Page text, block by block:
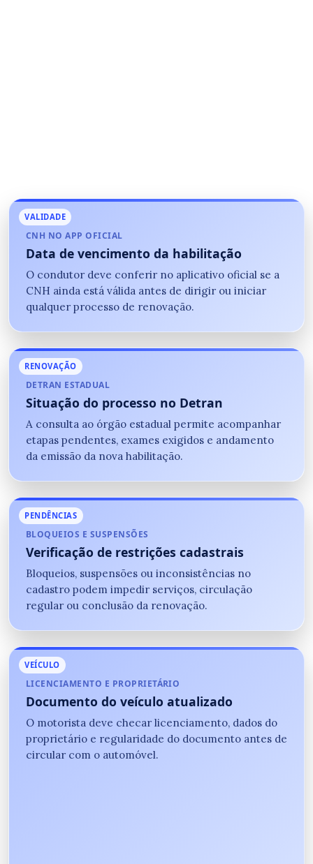
VALIDADE
CNH NO APP OFICIAL
Data de vencimento da habilitação
O condutor deve conferir no aplicativo oficial se a
CNH ainda está válida antes de dirigir ou iniciar
qualquer processo de renovação.
RENOVAÇÃO
DETRAN ESTADUAL
Situação do processo no Detran
A consulta ao órgão estadual permite acompanhar
etapas pendentes, exames exigidos e andamento
da emissão da nova habilitação.
PENDÊNCIAS
BLOQUEIOS E SUSPENSÕES
Verificação de restrições cadastrais
Bloqueios, suspensões ou inconsistências no
cadastro podem impedir serviços, circulação
regular ou conclusão da renovação.
VEÍCULO
LICENCIAMENTO E PROPRIETÁRIO
Documento do veículo atualizado
O motorista deve checar licenciamento, dados do
proprietário e regularidade do documento antes de
circular com o automóvel.